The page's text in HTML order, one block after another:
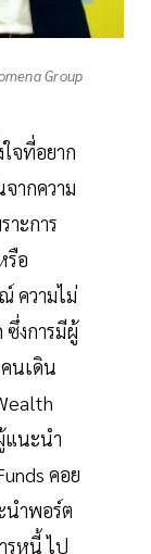
Group
จที่อยาก
ากความ
าะการ
รือ
ความไม่
ซึ่งการมีผู้
นเดิน
แนะนำ
คอย
นำพอร์ต
รหนี้ ไป